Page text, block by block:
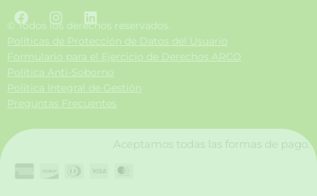
F
a
c
e
b
o
o
k
I
n
s
t
a
g
r
a
L
i
n
k
e
d
i
n
© Todos los derechos reservados.
Políticas de Protección de Datos del Usuario
Formulario para el Ejercicio de Derechos ARCO
Política Anti-Soborno
Política Integral de Gestión
Preguntas Frecuentes
Aceptamos todas las formas de pago.